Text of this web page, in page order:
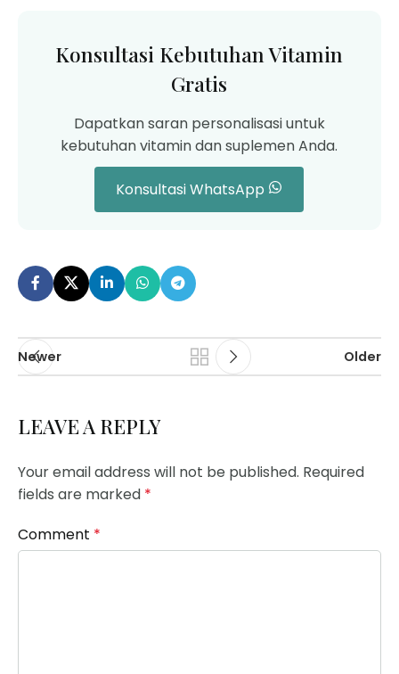
Konsultasi Kebutuhan Vitamin
Gratis
Dapatkan saran personalisasi untuk
kebutuhan vitamin dan suplemen Anda.
Konsultasi WhatsApp
Newer Older
LEAVE A REPLY
Your email address will not be published. Required
fields are marked *
Comment *